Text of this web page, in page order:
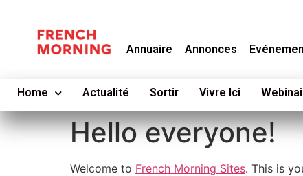
Annuaire Annonces
Home Actualité Sortir Vivre Ici
Hello everyone!
Welcome to French Morning Sites. This is